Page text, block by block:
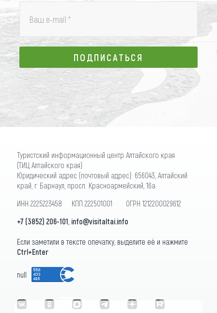
Ваш e-mail *
ПОДПИСАТЬСЯ
ПОДПИСАТЬСЯ
Туристский информационный центр Алтайского края
(ТИЦ Алтайского края)
Юридический адрес (почтовый адрес): 656043, Алтайский
край, г. Барнаул, просп. Красноармейский, 16а
ИНН 2225223458 КПП 222501001 ОГРН 1212200029612
+7 (3852) 206-101 info@visitaltai.info
Если заметили в тексте опечатку, выделите её и нажмите
Ctrl+Enter
null